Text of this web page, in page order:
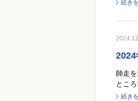
続き
2024
師走
とこ
続き